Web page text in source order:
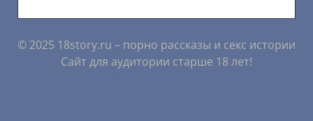
© 2025 18story.ru – порно рассказы и секс истории
Сайт для аудитории старше 18 лет!